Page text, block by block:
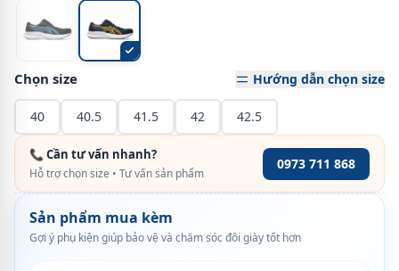
Chọn size Hướng dẫn chọn size
40 40.5 41.5 42 42.5
📞 Cần tư vấn nhanh?
Hỗ trợ chọn size • Tư vấn sản phẩm
0973 711 868
Sản phẩm mua kèm
Gợi ý phụ kiện giúp bảo vệ và chăm sóc đôi giày tốt hơn